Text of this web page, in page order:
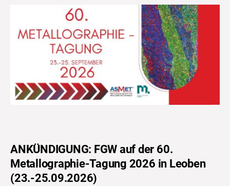
ANKÜNDIGUNG: FGW auf der 60.
Metallographie-Tagung 2026 in Leoben
(23.-25.09.2026)